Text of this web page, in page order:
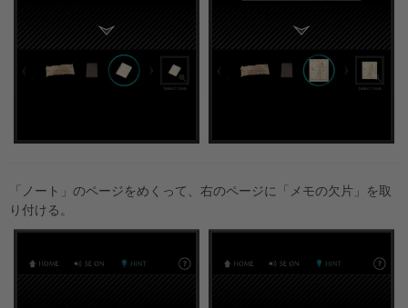
「ノート」のページをめくって、右のページに「メモの欠片」を取
り付ける。